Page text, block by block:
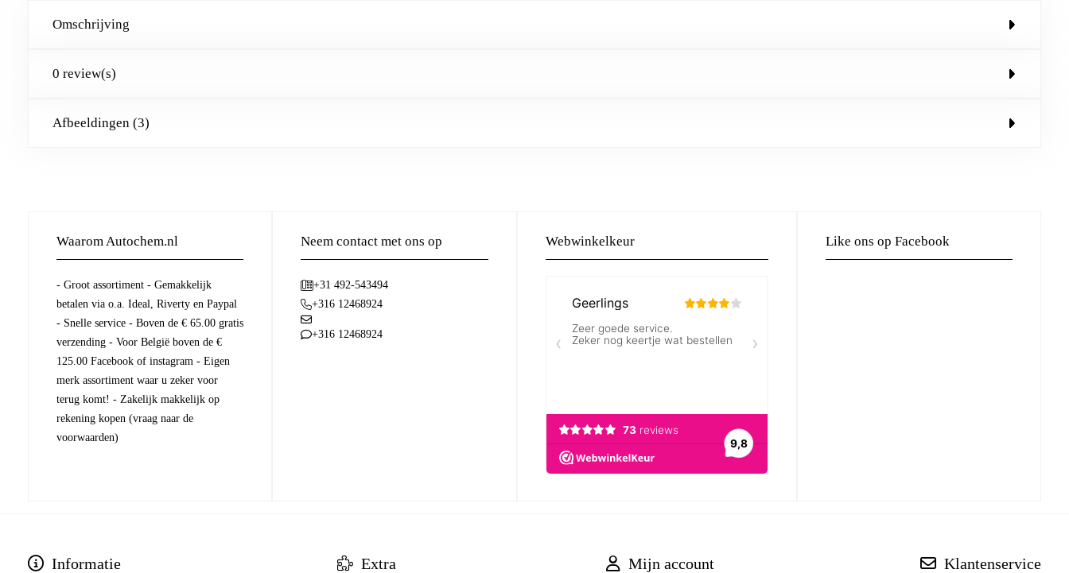
Omschrijving
0 review(s)
Afbeeldingen (3)
Waarom Autochem.nl
- Groot assortiment - Gemakkelijk
betalen via o.a. Ideal, Riverty en Paypal
- Snelle service - Boven de € 65.00 gratis
verzending - Voor België boven de €
125.00 Facebook of instagram - Eigen
merk assortiment waar u zeker voor
terug komt! - Zakelijk makkelijk op
rekening kopen (vraag naar de
voorwaarden)
Neem contact met ons op
+31 492-543494
+316 12468924
+316 12468924
Webwinkelkeur Like ons op Facebook
Informatie Extra Mijn account Klantenservice